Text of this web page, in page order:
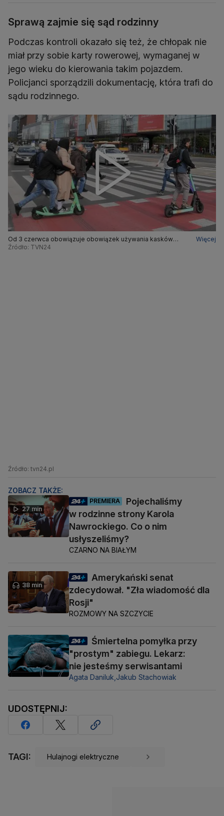
Sprawą zajmie się sąd rodzinny
Podczas kontroli okazało się też, że chłopak nie
miał przy sobie karty rowerowej, wymaganej w
jego wieku do kierowania takim pojazdem.
Policjanci sporządzili dokumentację, która trafi do
sądu rodzinnego.
Od 3 czerwca obowiązuje obowiązek używania kasków
przez młodych rowerzystów i kierujących e-hulajnogami
Więcej
Źródło: TVN24
Źródło: tvn24.pl
ZOBACZ TAKŻE:
27 min
PREMIERA
Pojechaliśmy
w rodzinne strony Karola
Nawrockiego. Co o nim
usłyszeliśmy?
CZARNO NA BIAŁYM
38 min
Amerykański senat
zdecydował. "Zła wiadomość dla
Rosji"
ROZMOWY NA SZCZYCIE
Śmiertelna pomyłka przy
"prostym" zabiegu. Lekarz:
nie jesteśmy serwisantami
Agata Daniluk, Jakub Stachowiak
UDOSTĘPNIJ:
TAGI: Hulajnogi elektryczne